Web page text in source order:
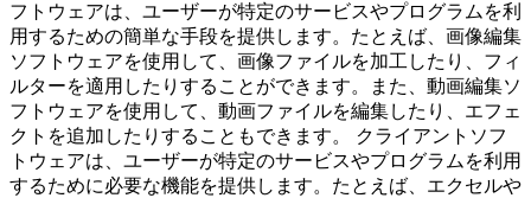
フトウェアは、ユーザーが特定のサービスやプログラムを利
用するための簡単な手段を提供します。たとえば、画像編集
ソフトウェアを使用して、画像ファイルを加工したり、フィ
ルターを適用したりすることができます。また、動画編集ソ
フトウェアを使用して、動画ファイルを編集したり、エフェ
クトを追加したりすることもできます。 クライアントソフ
トウェアは、ユーザーが特定のサービスやプログラムを利用
するために必要な機能を提供します。たとえば、エクセルや